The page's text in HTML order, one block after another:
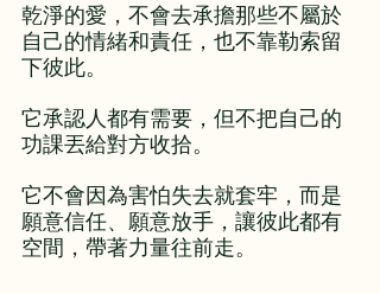
乾淨的愛，不會去承擔那些不屬於
自己的情緒和責任，也不靠勒索留
下彼此。
它承認人都有需要，但不把自己的
功課丟給對方收拾。
它不會因為害怕失去就套牢，而是
願意信任、願意放手，讓彼此都有
空間，帶著力量往前走。